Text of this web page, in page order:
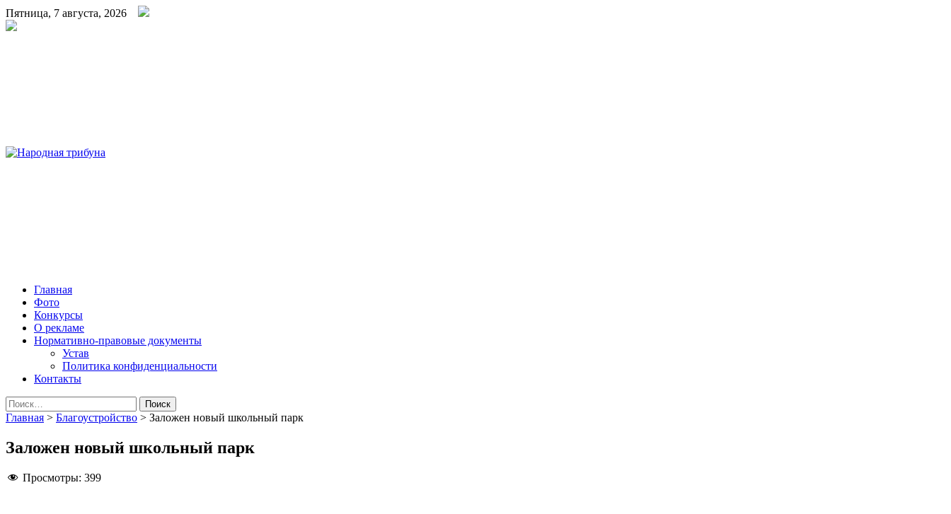
Пятница, 7 августа, 2026
Народная трибуна
Калининская районная газета
Главная
Фото
Конкурсы
О рекламе
Нормативно-правовые документы
Устав
Политика конфиденциальности
Контакты
Найти:
Главная > Благоустройство > Заложен новый школьный парк
Заложен новый школьный парк
Просмотры: 399